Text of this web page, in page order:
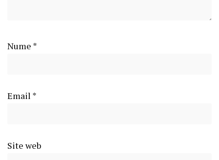
Nume *
Email *
Site web